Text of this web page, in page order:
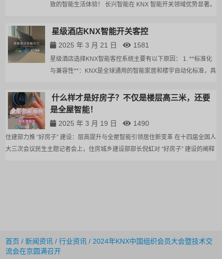
致的智能生活体验！ 长兴智能在 KNX 智能开关领域优势显著。
产品性能，确保产品始终走在行业前沿。生产工艺精湛，严格遵
循高标准生产流程，从选...
星级酒店KNX智能开关客控
2025 年 3 月 21 日 1581
星级酒店选择KNX智能客控系统主要有以下原因： 1. **标准化
与兼容性**：KNX是全球通用的智能家居和楼宇自动化标准，具
KNX标准的设备可以轻松集成在一起，酒店在选择设备时不受
限于单一品牌，能根据自身需求和...
什么样才是好房子？不仅是楼层高三米，还要
是全屋智能！
2025 年 3 月 19 日 1490
住建部力推 “好房子” 建设：层高提升与全屋智能引领居住新变革 在十四届全国人
大三次会议民生主题记者会上，住房城乡建设部部长倪虹对 “好房子” 建设的阐释
首页 /新闻资讯 /行业资讯 / 2024年KNX中国组织会员大会暨技术交
流会在京圆满召开